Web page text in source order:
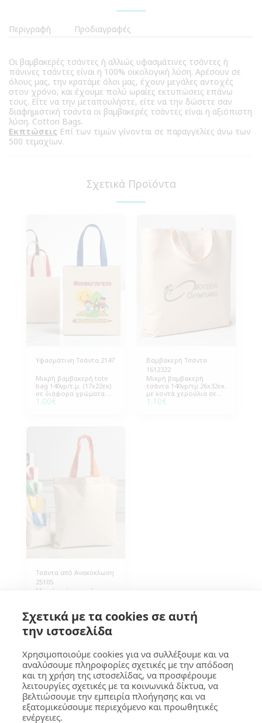
Περιγραφή Προδιαγραφές
Οι βαμβακερές τσάντες ή αλλιώς υφασμάτινες τσάντες ή
πάνινες τσάντες είναι η 100% οικολογική λύση. Αρέσουν σε
όλους μας, την κρατάμε όλοι μας, έχουν μεγάλες αντοχές
στον χρόνο, και έχουμε πολύ ωραίες εκτυπώσεις επάνω
τους. Είτε να την μεταπουλήστε, είτε να την δώσετε σαν
διαφημιστική τσάντα οι βαμβακερές τσάντες είναι η αξιόπιστη
λύση. Cotton Bags.
Εκπτώσεις Επί των τιμών γίνονται σε παραγγελίες άνω των
500 τεμαχίων.
Σχετικά Προϊόντα
Υφασμάτινη Τσάντα 2147
Μικρή βαμβακερή tote
bag 140γρ/τ.μ. (17x22εκ)
σε διάφορα χρώματα.
Αναβαθμίστε την
1.00€
Βαμβακερή Τσάντα
1612322
Μικρή βαμβακερή
τσάντα 140γρ/τμ 26x32εκ.
με κοντά χερούλια σε
φυσικό χρώμα. 100%
1.10€
Τσάντα από Ανακύκλωση
25105
Μικρή τσάντα από
Φυσικό χρώμα με
χρωματιστό χερούλι.
Eco συσκευασία για
εταιρικά δώρα.
1.10€
ΓΚΟΥΜΑ Design
Πνευματικά Δικαιώματα © 2026 Όλα τα δικαιώματα κατοχυρωμένα
Όροι|Προστασία Προσωπικών Δεδομένων|Προσβασιμότητα
Σχετικά με τα cookies σε αυτή
την ιστοσελίδα
Χρησιμοποιούμε cookies για να συλλέξουμε και να
αναλύσουμε πληροφορίες σχετικές με την απόδοση
και τη χρήση της ιστοσελίδας, να προσφέρουμε
λειτουργίες σχετικές με τα κοινωνικά δίκτυα, να
βελτιώσουμε την εμπειρία πλοήγησης και να
εξατομικεύσουμε περιεχόμενο και προωθητικές
ενέργειες.